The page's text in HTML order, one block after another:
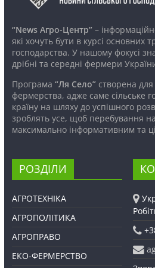
“News Агро-Центр”–
які хочуть бути в курсі основних
господарства. У нашому фокусі
дрібні та середні фермери
Програма “Ля Село”створена для
фермерства, адже саме сільське
країну на шляху до успішного
зроблять усе, щоб перебування
максимально інформативним та
РОЗДІЛИ
АГРОТЕХНІКА
АГРОПОЛІТИКА
АГРОПРАВО
ЕКО-ФЕРМЕРСТВО